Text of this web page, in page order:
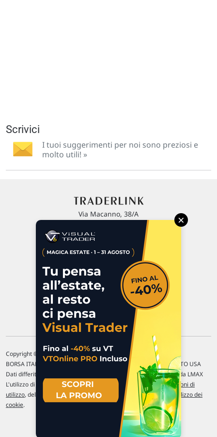
Scrivici
I tuoi suggerimenti per noi sono preziosi e
molto utili! »
Via Macanno, 38/A
P.IVA 02 452 460 401
Commenti e segnalazioni
Contattaci
Copyright © 1996-2026 Traderlink Italia s.r.l.
BORSA ITALIANA Quotazioni di borsa differite di 15 min. / MERCATO USA
Dati differiti di 15 min. (fonte Intrinio) / FOREX Quotazioni fornite da LMAX
L'utilizzo di questo sito implica l'accettazione delle nostre Condizioni di
utilizzo, del Disclaimer MAR, dellePolitiche sulla privacye dell' Utilizzo dei
cookie.
×